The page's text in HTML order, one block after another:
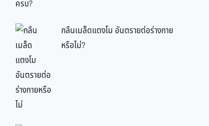
กลืนเมล็ดแตงโม อันตรายต่อร่างกาย
หรือไม่?